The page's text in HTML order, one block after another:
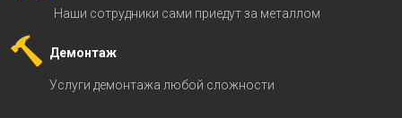
Наши сотрудники сами приедут за металлом
Демонтаж
Услуги демонтажа любой сложности